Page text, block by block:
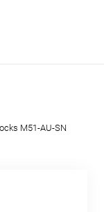
M51-AU-SN